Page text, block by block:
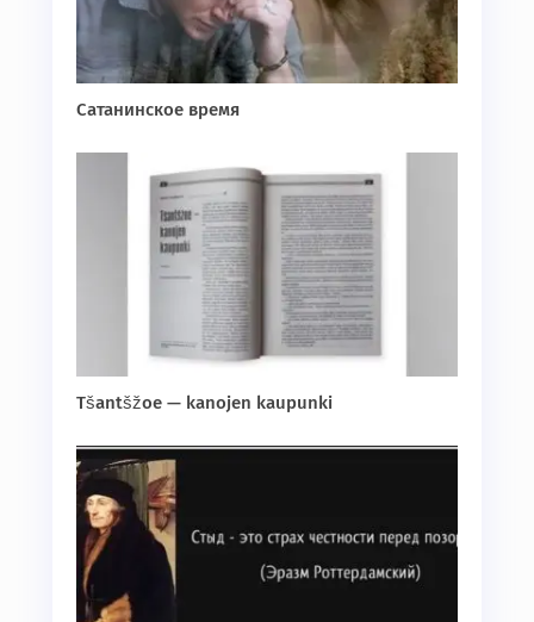
Сатанинское время
Tšantšžoe — kanojen kaupunki